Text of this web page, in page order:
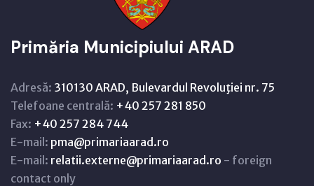
Primăria Municipiului ARAD
Adresă: 310130 ARAD, Bulevardul Revoluţiei nr. 75
Telefoane centrală: +40 257 281 850
Fax: +40 257 284 744
E-mail: pma@primariaarad.ro
E-mail: relatii.externe@primariaarad.ro - foreign
contact only